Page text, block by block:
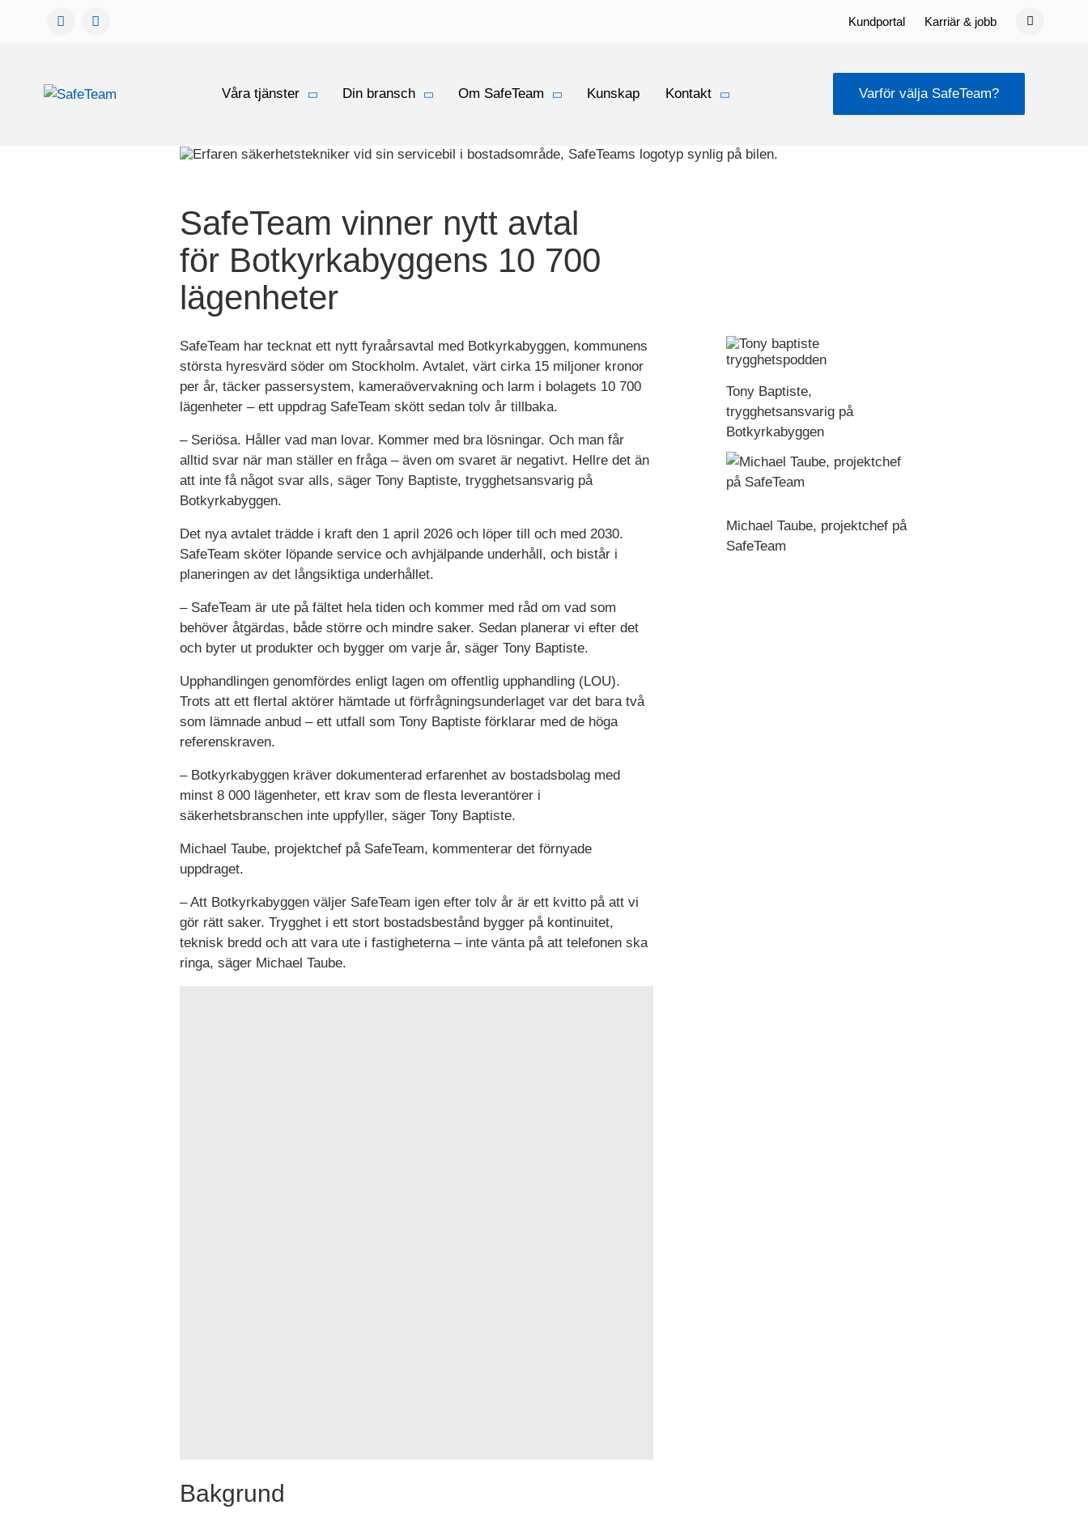
Kundportal Karriär & jobb
Gå
innehåll
Våra tjänster Din bransch Om SafeTeam Kunskap Kontakt Varför välja SafeTeam?
SafeTeam vinner nytt avtal
för Botkyrkabyggens 10 700
lägenheter
SafeTeam har tecknat ett nytt fyraårsavtal med Botkyrkabyggen, kommunens
största hyresvärd söder om Stockholm. Avtalet, värt cirka 15 miljoner kronor
per år, täcker passersystem, kameraövervakning och larm i bolagets 10 700
lägenheter – ett uppdrag SafeTeam skött sedan tolv år tillbaka.
– Seriösa. Håller vad man lovar. Kommer med bra lösningar. Och man får
alltid svar när man ställer en fråga – även om svaret är negativt. Hellre det än
att inte få något svar alls, säger Tony Baptiste, trygghetsansvarig på
Botkyrkabyggen.
Det nya avtalet trädde i kraft den 1 april 2026 och löper till och med 2030.
SafeTeam sköter löpande service och avhjälpande underhåll, och bistår i
planeringen av det långsiktiga underhållet.
– SafeTeam är ute på fältet hela tiden och kommer med råd om vad som
behöver åtgärdas, både större och mindre saker. Sedan planerar vi efter det
och byter ut produkter och bygger om varje år, säger Tony Baptiste.
Upphandlingen genomfördes enligt lagen om offentlig upphandling (LOU).
Trots att ett flertal aktörer hämtade ut förfrågningsunderlaget var det bara två
som lämnade anbud – ett utfall som Tony Baptiste förklarar med de höga
referenskraven.
– Botkyrkabyggen kräver dokumenterad erfarenhet av bostadsbolag med
minst 8 000 lägenheter, ett krav som de flesta leverantörer i
säkerhetsbranschen inte uppfyller, säger Tony Baptiste.
Michael Taube, projektchef på SafeTeam, kommenterar det förnyade
uppdraget.
– Att Botkyrkabyggen väljer SafeTeam igen efter tolv år är ett kvitto på att vi
gör rätt saker. Trygghet i ett stort bostadsbestånd bygger på kontinuitet,
teknisk bredd och att vara ute i fastigheterna – inte vänta på att telefonen ska
ringa, säger Michael Taube.
Bakgrund
Tony Baptiste,
trygghetsansvarig på
Botkyrkabyggen
Michael Taube, projektchef på
SafeTeam